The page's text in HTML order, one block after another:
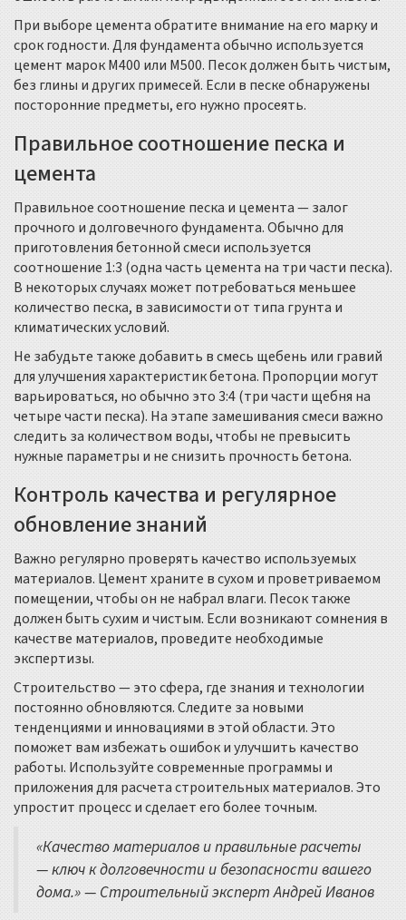
При выборе цемента обратите внимание на его марку и
срок годности. Для фундамента обычно используется
цемент марок М400 или М500. Песок должен быть чистым,
без глины и других примесей. Если в песке обнаружены
посторонние предметы, его нужно просеять.
Правильное соотношение песка и
цемента
Правильное соотношение песка и цемента — залог
прочного и долговечного фундамента. Обычно для
приготовления бетонной смеси используется
соотношение 1:3 (одна часть цемента на три части песка).
В некоторых случаях может потребоваться меньшее
количество песка, в зависимости от типа грунта и
климатических условий.
Не забудьте также добавить в смесь щебень или гравий
для улучшения характеристик бетона. Пропорции могут
варьироваться, но обычно это 3:4 (три части щебня на
четыре части песка). На этапе замешивания смеси важно
следить за количеством воды, чтобы не превысить
нужные параметры и не снизить прочность бетона.
Контроль качества и регулярное
обновление знаний
Важно регулярно проверять качество используемых
материалов. Цемент храните в сухом и проветриваемом
помещении, чтобы он не набрал влаги. Песок также
должен быть сухим и чистым. Если возникают сомнения в
качестве материалов, проведите необходимые
экспертизы.
Строительство — это сфера, где знания и технологии
постоянно обновляются. Следите за новыми
тенденциями и инновациями в этой области. Это
поможет вам избежать ошибок и улучшить качество
работы. Используйте современные программы и
приложения для расчета строительных материалов. Это
упростит процесс и сделает его более точным.
«Качество материалов и правильные расчеты
— ключ к долговечности и безопасности вашего
дома.» — Строительный эксперт Андрей Иванов